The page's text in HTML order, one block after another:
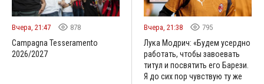
Вчера, 21:47 878
Campagna Tesseramento
2026/2027
Вчера, 21:38 795
Лука Модрич: «Будем усердно
работать, чтобы завоевать
титул и посвятить его Барези.
Я до сих пор чувствую ту же